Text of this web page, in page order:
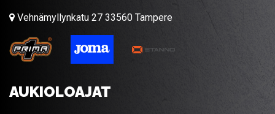
Vehnämyllynkatu 27 33560 Tampere
AUKIOLOAJAT